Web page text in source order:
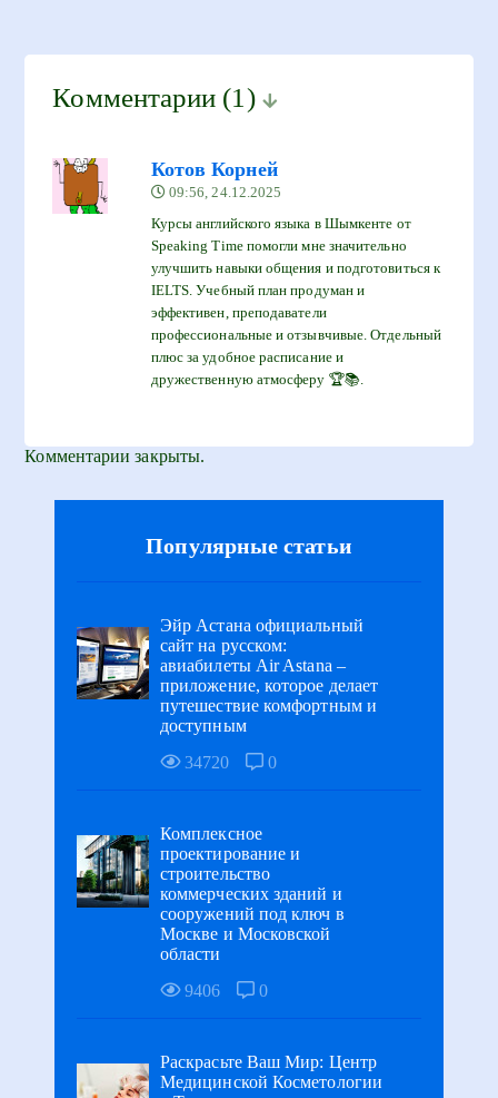
Комментарии (1)
Котов Корней
09:56, 24.12.2025
Курсы английского языка в Шымкенте от
Speaking Time помогли мне значительно
улучшить навыки общения и подготовиться к
IELTS. Учебный план продуман и
эффективен, преподаватели
профессиональные и отзывчивые. Отдельный
плюс за удобное расписание и
дружественную атмосферу 🏆📚.
Комментарии закрыты.
Популярные статьи
Эйр Астана официальный
сайт на русском:
авиабилеты Air Astana –
приложение, которое делает
путешествие комфортным и
доступным
34720
0
Комплексное
проектирование и
строительство
коммерческих зданий и
сооружений под ключ в
Москве и Московской
области
9406
0
Раскрасьте Ваш Мир: Центр
Медицинской Косметологии